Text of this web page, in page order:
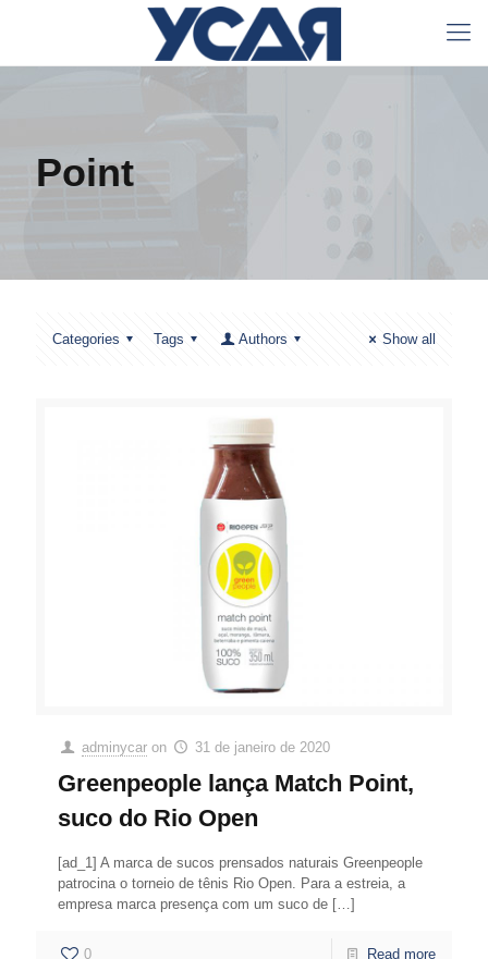
Point
Categories Tags Authors Show all
adminycar on 31 de janeiro de 2020
Greenpeople lança Match Point,
suco do Rio Open
[ad_1] A marca de sucos prensados naturais Greenpeople
patrocina o torneio de tênis Rio Open. Para a estreia, a
empresa marca presença com um suco de […]
0 Read more